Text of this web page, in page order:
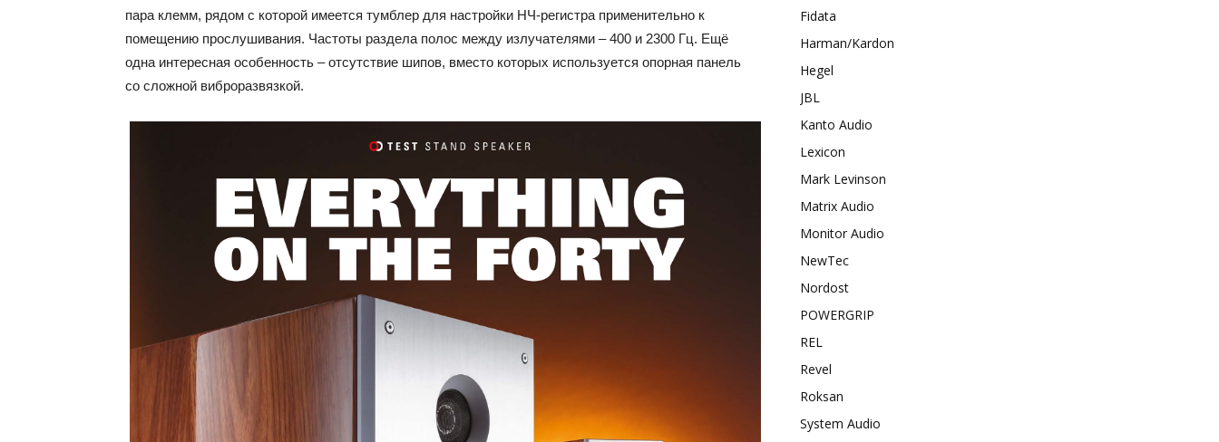
пара клемм, рядом с которой имеется тумблер для настройки НЧ-регистра применительно к
помещению прослушивания. Частоты раздела полос между излучателями – 400 и 2300 Гц. Ещё
одна интересная особенность – отсутствие шипов, вместо которых используется опорная панель
со сложной виброразвязкой.
Fidata
Harman/Kardon
Hegel
JBL
Kanto Audio
Lexicon
Mark Levinson
Matrix Audio
Monitor Audio
NewTec
Nordost
POWERGRIP
REL
Revel
Roksan
System Audio